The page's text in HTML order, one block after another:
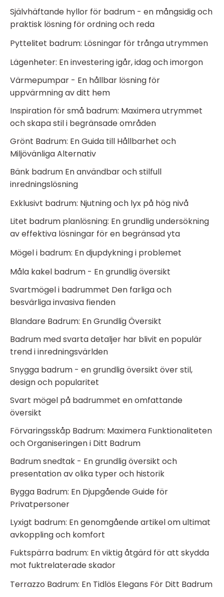
Självhäftande hyllor för badrum - en mångsidig och
praktisk lösning för ordning och reda
Pyttelitet badrum: Lösningar för trånga utrymmen
Lägenheter: En investering igår, idag och imorgon
Värmepumpar - En hållbar lösning för
uppvärmning av ditt hem
Inspiration för små badrum: Maximera utrymmet
och skapa stil i begränsade områden
Grönt Badrum: En Guida till Hållbarhet och
Miljövänliga Alternativ
Bänk badrum En användbar och stilfull
inredningslösning
Exklusivt badrum: Njutning och lyx på hög nivå
Litet badrum planlösning: En grundlig undersökning
av effektiva lösningar för en begränsad yta
Mögel i badrum: En djupdykning i problemet
Måla kakel badrum - En grundlig översikt
Svartmögel i badrummet Den farliga och
besvärliga invasiva fienden
Blandare Badrum: En Grundlig Översikt
Badrum med svarta detaljer har blivit en populär
trend i inredningsvärlden
Snygga badrum - en grundlig översikt över stil,
design och popularitet
Svart mögel på badrummet en omfattande
översikt
Förvaringsskåp Badrum: Maximera Funktionaliteten
och Organiseringen i Ditt Badrum
Badrum snedtak - En grundlig översikt och
presentation av olika typer och historik
Bygga Badrum: En Djupgående Guide för
Privatpersoner
Lyxigt badrum: En genomgående artikel om ultimat
avkoppling och komfort
Fuktspärra badrum: En viktig åtgärd för att skydda
mot fuktrelaterade skador
Terrazzo Badrum: En Tidlös Elegans För Ditt Badrum